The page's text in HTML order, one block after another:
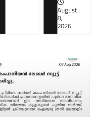
August
8,
2026